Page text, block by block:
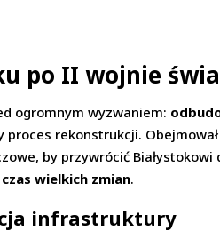
po II wojnie
ogromnym wyzwaniem:
proces rekonstrukcji.
by przywrócić
czas wielkich zmian.
infrastruktury